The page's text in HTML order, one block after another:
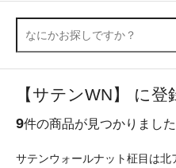
【サテンWN】 に
9件の商品が見つかりました
サテンウォールナット柾目は